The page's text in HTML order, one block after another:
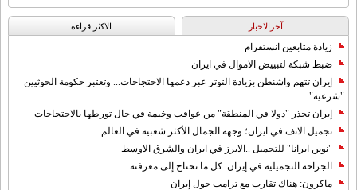
آخرالاخبار الاکثر قراءة
زيادة متابعين انستقرام
ضبط شبكة لتبييض الاموال في ايران
إيران تتهم واشنطن بزيادة التوتر عبر دعمها الاحتجاجات... وتعتبر حكومة الحوثيين
"شرعية"
إيران تحذر "دولا في المنطقة" من عواقب وخيمة في حال تورطها بالاحتجاجات
تجميل الانف في ايران؛ وجهة الجمال الأكثر شعبية في العالم
"نوين ايرانا" للتجميل ..الابرز في ايران والشرق الاوسط
الجراحة التجميلية في إيران: كل ما تحتاج إلى معرفته
ماكرون: هناك تقارب مع ترامب حول إيران